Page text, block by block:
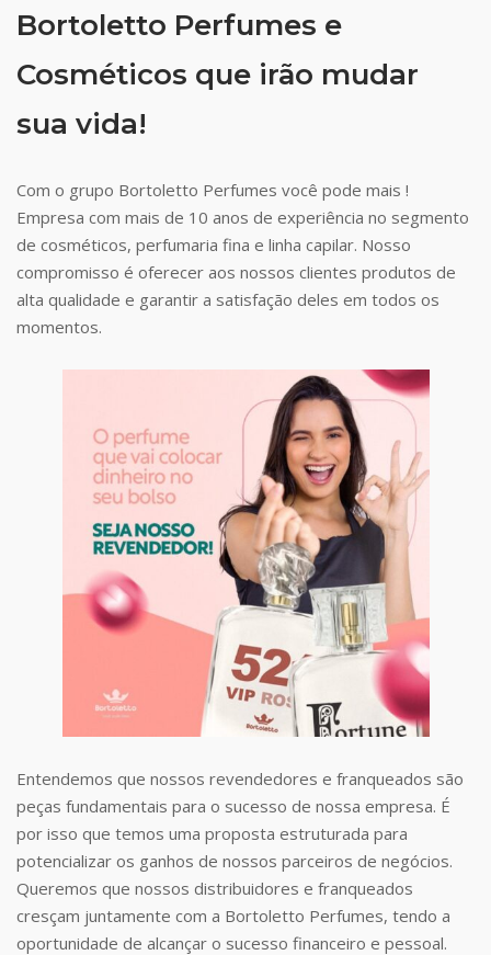
Bortoletto Perfumes e
Cosméticos que irão mudar
sua vida!
Com o grupo Bortoletto Perfumes você pode mais !
Empresa com mais de 10 anos de experiência no segmento
de cosméticos, perfumaria fina e linha capilar. Nosso
compromisso é oferecer aos nossos clientes produtos de
alta qualidade e garantir a satisfação deles em todos os
momentos.
Entendemos que nossos revendedores e franqueados são
peças fundamentais para o sucesso de nossa empresa. É
por isso que temos uma proposta estruturada para
potencializar os ganhos de nossos parceiros de negócios.
Queremos que nossos distribuidores e franqueados
cresçam juntamente com a Bortoletto Perfumes, tendo a
oportunidade de alcançar o sucesso financeiro e pessoal.